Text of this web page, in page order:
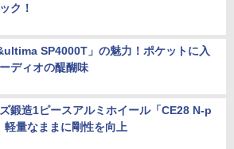
ク！
SP4000T」の魅力！ポケットに入
ディオの醍醐味
鍛造1ピースアルミホイール「CE28 N-p
軽量なままに剛性を向上